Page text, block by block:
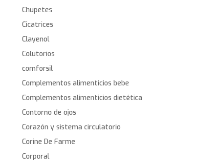
Chupetes
Cicatrices
Clayenol
Colutorios
comforsil
Complementos alimenticios bebe
Complementos alimenticios dietética
Contorno de ojos
Corazón y sistema circulatorio
Corine De Farme
Corporal